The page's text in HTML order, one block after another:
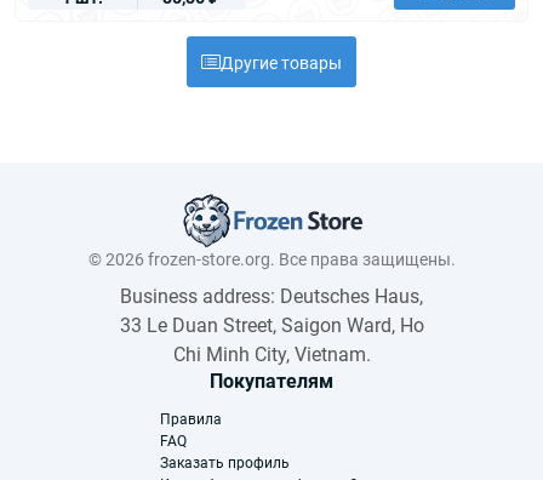
Другие товары
© 2026 frozen-store.org. Все права защищены.
Business address: Deutsches Haus,
33 Le Duan Street, Saigon Ward, Ho
Chi Minh City, Vietnam.
Покупателям
Правила
FAQ
Заказать профиль